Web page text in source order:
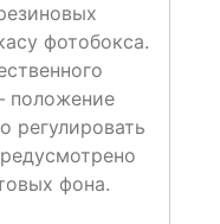
фотобокса.
положение
регулировать
фона.